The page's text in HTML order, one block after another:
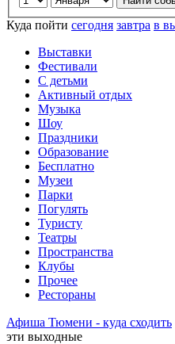
Куда пойти сегодня завтра в
Выставки
Фестивали
С детьми
Активный отдых
Музыка
Шоу
Праздники
Образование
Бесплатно
Музеи
Парки
Погулять
Туристу
Театры
Пространства
Клубы
Прочее
Рестораны
Афиша Тюмени - куда сходить
эти выходные